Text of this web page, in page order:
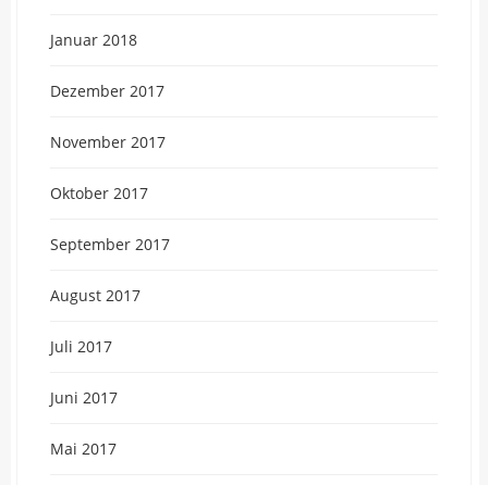
Januar 2018
Dezember 2017
November 2017
Oktober 2017
September 2017
August 2017
Juli 2017
Juni 2017
Mai 2017